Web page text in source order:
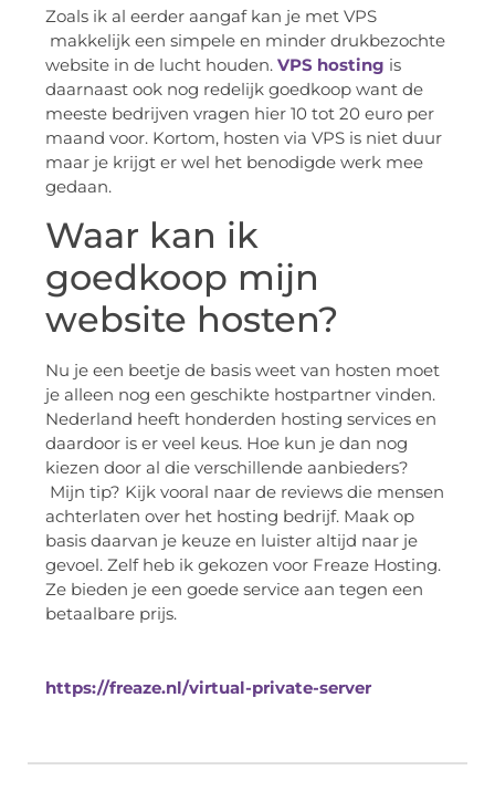
Zoals ik al eerder aangaf kan je met VPS
makkelijk een simpele en minder drukbezochte
website in de lucht houden. VPS hosting is
daarnaast ook nog redelijk goedkoop want de
meeste bedrijven vragen hier 10 tot 20 euro per
maand voor. Kortom, hosten via VPS is niet duur
maar je krijgt er wel het benodigde werk mee
gedaan.
Waar kan ik
goedkoop mijn
website hosten?
Nu je een beetje de basis weet van hosten moet
je alleen nog een geschikte hostpartner vinden.
Nederland heeft honderden hosting services en
daardoor is er veel keus. Hoe kun je dan nog
kiezen door al die verschillende aanbieders?
Mijn tip? Kijk vooral naar de reviews die mensen
achterlaten over het hosting bedrijf. Maak op
basis daarvan je keuze en luister altijd naar je
gevoel. Zelf heb ik gekozen voor Freaze Hosting.
Ze bieden je een goede service aan tegen een
betaalbare prijs.
https://freaze.nl/virtual-private-server